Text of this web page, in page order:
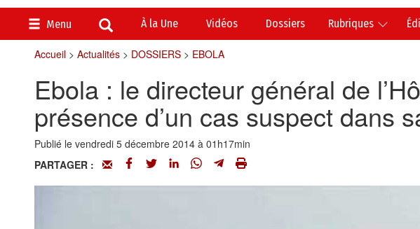
Menu À la Une Vidéos Dossiers Rubriques
Accueil> Actualités> DOSSIERS> EBOLA
Ebola : le directeur général de
présence d’un cas suspect dans
Publié le vendredi 5 décembre 2014 à 01h17min
PARTAGER :